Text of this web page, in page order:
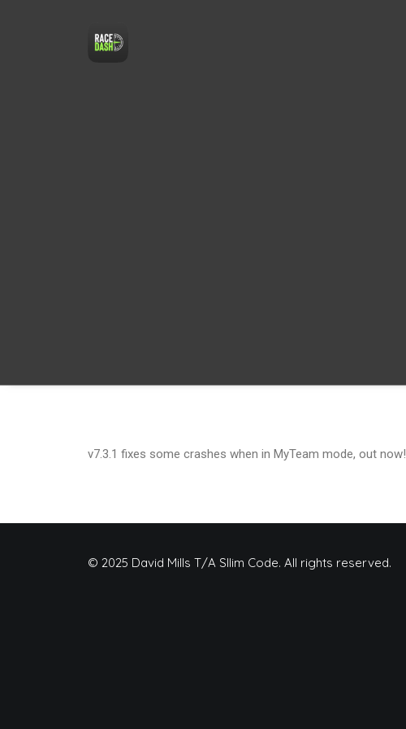
v7.3.1 fixes some crashes when in MyTeam mode, out now!
© 2025 David Mills T/A Sllim Code. All rights reserved.